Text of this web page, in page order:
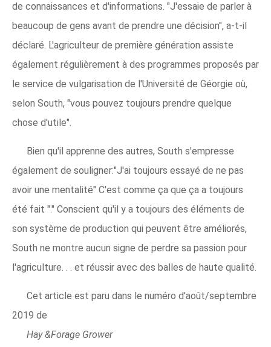
de connaissances et d'informations. "J'essaie de parler à
beaucoup de gens avant de prendre une décision", a-t-il
déclaré. L'agriculteur de première génération assiste
également régulièrement à des programmes proposés par
le service de vulgarisation de l'Université de Géorgie où,
selon South, "vous pouvez toujours prendre quelque
chose d'utile".
Bien qu'il apprenne des autres, South s'empresse
également de souligner:"J'ai toujours essayé de ne pas
avoir une mentalité" C'est comme ça que ça a toujours
été fait "." Conscient qu'il y a toujours des éléments de
son système de production qui peuvent être améliorés,
South ne montre aucun signe de perdre sa passion pour
l'agriculture. . . et réussir avec des balles de haute qualité.
Cet article est paru dans le numéro d'août/septembre
2019 de
Hay &Forage Grower